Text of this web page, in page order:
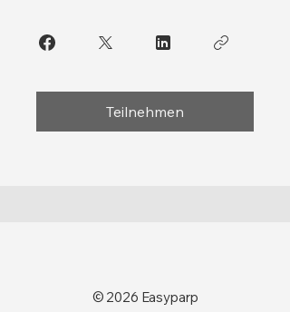
Teilnehmen
© 2026 Easyparp